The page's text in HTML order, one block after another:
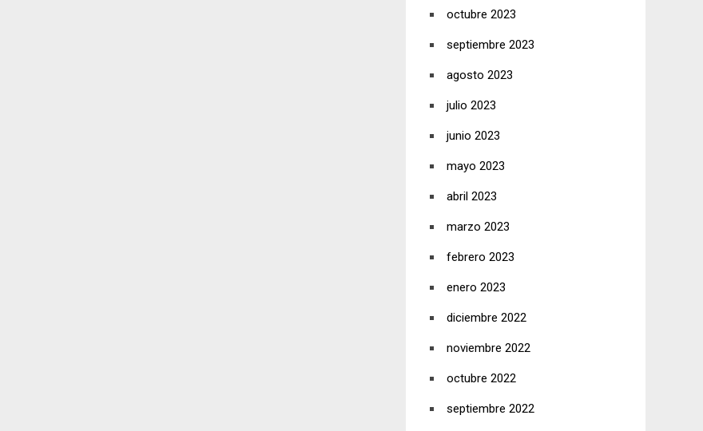
octubre 2023
septiembre 2023
agosto 2023
julio 2023
junio 2023
mayo 2023
abril 2023
marzo 2023
febrero 2023
enero 2023
diciembre 2022
noviembre 2022
octubre 2022
septiembre 2022